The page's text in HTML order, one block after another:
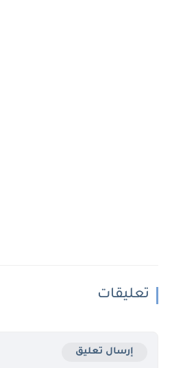
تعليقات
إرسال تعليق